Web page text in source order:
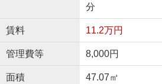
分
賃料 11.2万円
管理費等 8,000円
面積 47.07㎡